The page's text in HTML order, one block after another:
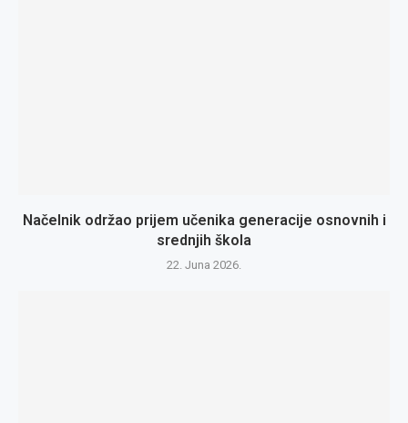
Načelnik održao prijem učenika generacije osnovnih i
srednjih škola
22. Juna 2026.